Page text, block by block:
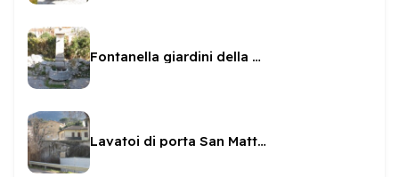
Fontanella giardini della passeggiata
Lavatoi di porta San Matteo